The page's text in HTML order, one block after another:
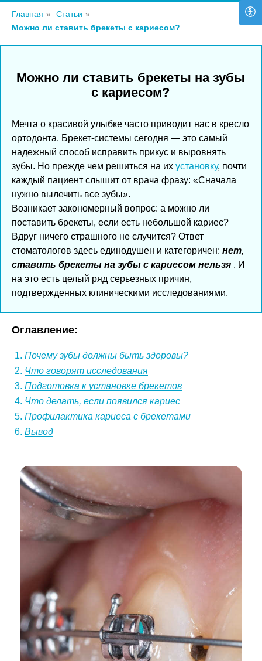
Главная » Статьи »
Можно ли ставить брекеты с кариесом?
Можно ли ставить брекеты на зубы
с кариесом?
Мечта о красивой улыбке часто приводит нас в кресло
ортодонта. Брекет-системы сегодня — это самый
надежный способ исправить прикус и выровнять
зубы. Но прежде чем решиться на их установку, почти
каждый пациент слышит от врача фразу: «Сначала
нужно вылечить все зубы».
Возникает закономерный вопрос: а можно ли
поставить брекеты, если есть небольшой кариес?
Вдруг ничего страшного не случится? Ответ
стоматологов здесь единодушен и категоричен: нет,
ставить брекеты на зубы с кариесом нельзя . И
на это есть целый ряд серьезных причин,
подтвержденных клиническими исследованиями.
Оглавление:
Почему зубы должны быть здоровы?
Что говорят исследования
Подготовка к установке брекетов
Что делать, если появился кариес
Профилактика кариеса с брекетами
Вывод